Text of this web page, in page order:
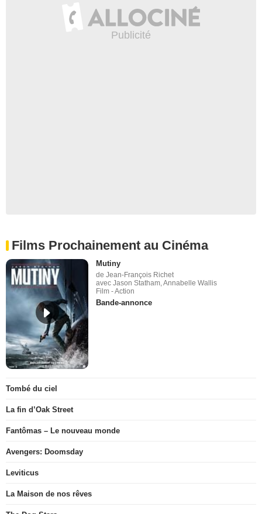
Films Prochainement au Cinéma
Mutiny
de Jean-François Richet
avec Jason Statham, Annabelle Wallis
Film - Action
Bande-annonce
Tombé du ciel
La fin d’Oak Street
Fantômas – Le nouveau monde
Avengers: Doomsday
Leviticus
La Maison de nos rêves